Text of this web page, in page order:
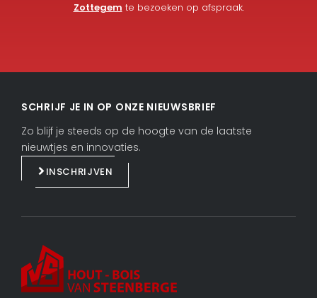
Zottegem te bezoeken op afspraak.
SCHRIJF JE IN OP ONZE NIEUWSBRIEF
Zo blijf je steeds op de hoogte van de laatste
nieuwtjes en innovaties.
INSCHRIJVEN
k